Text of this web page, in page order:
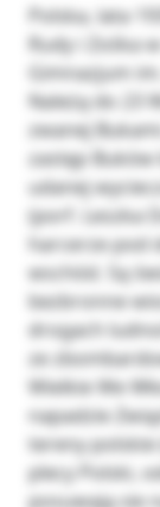
Polska, lata
Rudy i Zośka
Gimnazjum
Należą do 23
zwanej
zastęp Buków
udanej
(porf. Leszka
harcerze pod
wschód. Są
bezbronne
drogach
ze
Wielkie We
napadzie
tereny
plecy Polski,
posuwają sie